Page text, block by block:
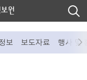
보 보도자료 행사 및